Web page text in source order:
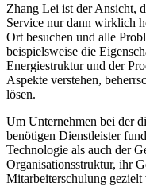
Zhang Lei ist der Ansicht,
Service nur dann wirklich
Ort besuchen und alle
beispielsweise die
Energiestruktur und der
Aspekte verstehen,
lösen.
Um Unternehmen bei der
benötigen Dienstleister
Technologie als auch der
Organisationsstruktur, ihr
Mitarbeiterschulung gezielt